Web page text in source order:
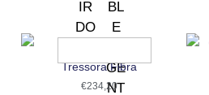
Tressora Fibra
€234,20